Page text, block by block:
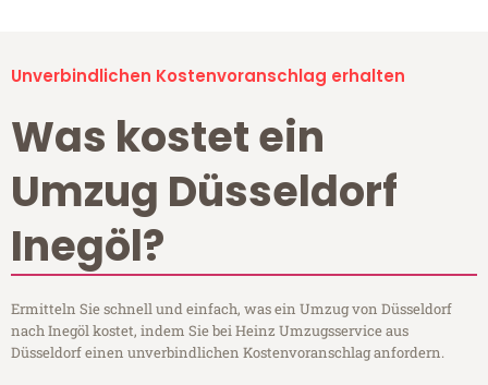
Unverbindlichen Kostenvoranschlag erhalten
Was kostet ein
Umzug Düsseldorf
Inegöl?
Ermitteln Sie schnell und einfach, was ein Umzug von Düsseldorf
nach Inegöl kostet, indem Sie bei Heinz Umzugsservice aus
Düsseldorf einen unverbindlichen Kostenvoranschlag anfordern.